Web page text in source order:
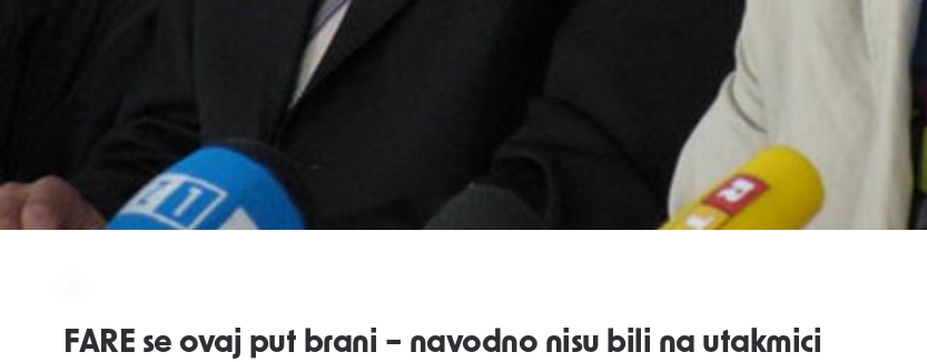
zanimljivo je da se upravo takva zastava nalazi na listi zabranjenih u FARE-inom vodiču. U
nastavku donosimo zašto mu javnost baš i ne vjeruje. Tko je zapravo ovaj čovjek, i što je ranije
bilo sporno oko njegovih poteza?
“Ustaše (poznate i kao “ustaše” ili “Ustaše”) je bio hrvatski fašistički pokret. Bili su uključeni u
terorističke aktivnosti prije Drugog svjetskog rata i vladali dijelom Jugoslavije, štitili su ih nacisti”,
navodi se u vodiču FARE uz sliku sporne zastave.
FARE se ovaj put brani – navodno nisu bili na utakmici